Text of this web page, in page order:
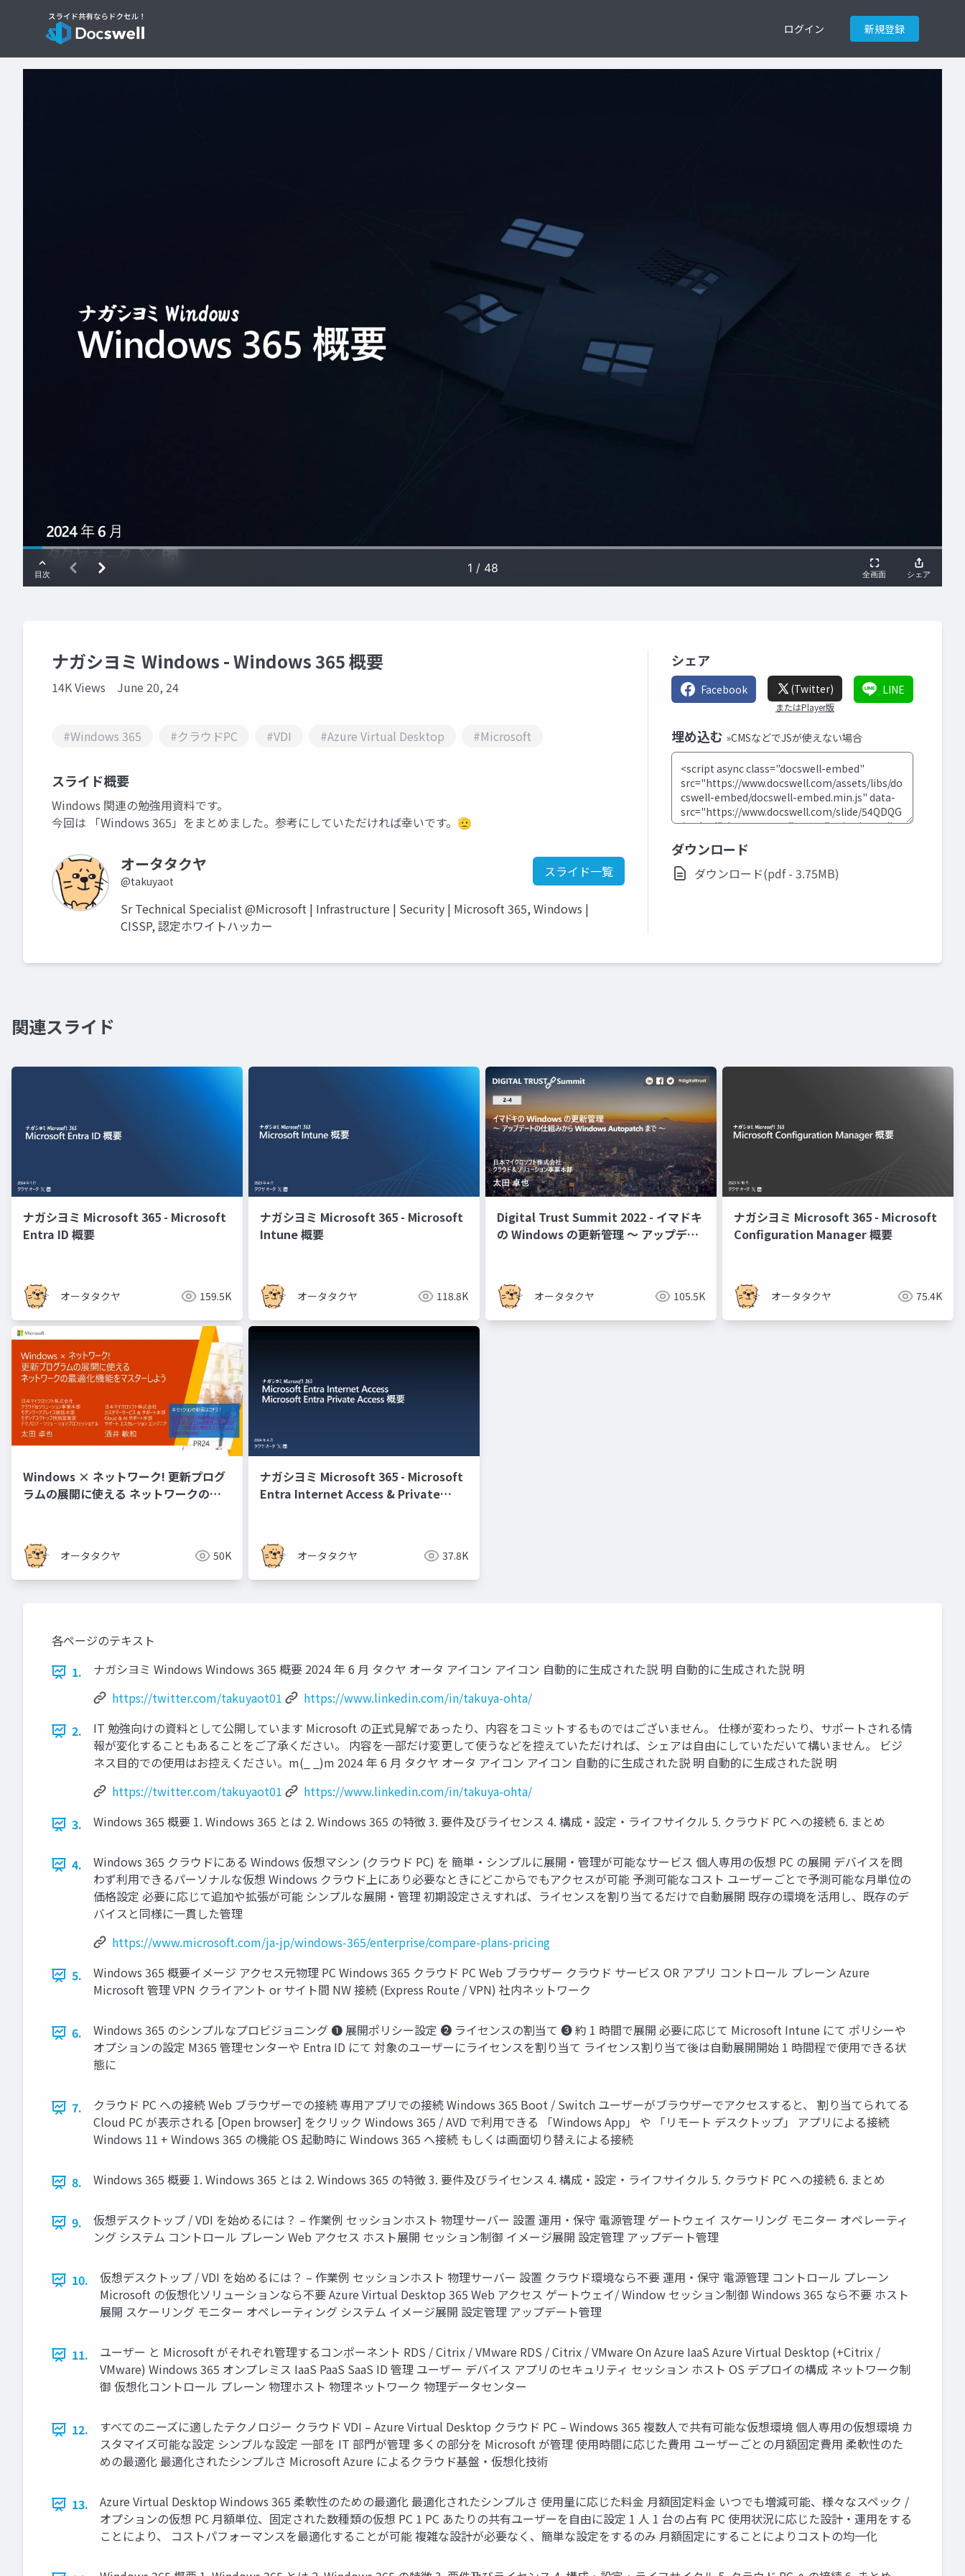
ログイン 新規登録
ナガシヨミ Windows - Windows 365 概要
14K Views June 20, 24
#Windows 365 #クラウドPC #VDI #Azure Virtual Desktop #Microsoft
スライド概要
Windows 関連の勉強用資料です。
今回は 「Windows 365」をまとめました。参考にしていただければ幸いです。🫡
オータタクヤ
@takuyaot
スライド一覧
Sr Technical Specialist @Microsoft | Infrastructure | Security | Microsoft 365, Windows |
CISSP, 認定ホワイトハッカー
シェア
Facebook (Twitter)
またはPlayer版
LINE
埋め込む »CMSなどでJSが使えない場合
ダウンロード
ダウンロード(pdf - 3.75MB)
関連スライド
ナガシヨミ Microsoft 365 - Microsoft
Entra ID 概要
オータタクヤ 159.5K
ナガシヨミ Microsoft 365 - Microsoft
Intune 概要
オータタクヤ 118.8K
Digital Trust Summit 2022 - イマドキ
の Windows の更新管理 ～ アップデー
オータタクヤ 105.5K
ナガシヨミ Microsoft 365 - Microsoft
Configuration Manager 概要
オータタクヤ 75.4K
Windows × ネットワーク! 更新プログ
ラムの展開に使える ネットワークの最
オータタクヤ 50K
ナガシヨミ Microsoft 365 - Microsoft
Entra Internet Access & Private
オータタクヤ 37.8K
各ページのテキスト
1.
ナガシヨミ Windows Windows 365 概要 2024 年 6 月 タクヤ オータ アイコン アイコン 自動的に生成された説 明 自動的に生成された説 明
https://twitter.com/takuyaot01
https://www.linkedin.com/in/takuya-ohta/
2.
IT 勉強向けの資料として公開しています Microsoft の正式見解であったり、内容をコミットするものではございません。 仕様が変わったり、サポートされる情
報が変化することもあることをご了承ください。 内容を一部だけ変更して使うなどを控えていただければ、シェアは自由にしていただいて構いません。 ビジ
ネス目的での使用はお控えください。m(_ _)m 2024 年 6 月 タクヤ オータ アイコン アイコン 自動的に生成された説 明 自動的に生成された説 明
https://twitter.com/takuyaot01
https://www.linkedin.com/in/takuya-ohta/
3.
Windows 365 概要 1. Windows 365 とは 2. Windows 365 の特徴 3. 要件及びライセンス 4. 構成・設定・ライフサイクル 5. クラウド PC への接続 6. まとめ
4.
Windows 365 クラウドにある Windows 仮想マシン (クラウド PC) を 簡単・シンプルに展開・管理が可能なサービス 個人専用の仮想 PC の展開 デバイスを問
わず利用できるパーソナルな仮想 Windows クラウド上にあり必要なときにどこからでもアクセスが可能 予測可能なコスト ユーザーごとで予測可能な月単位の
価格設定 必要に応じて追加や拡張が可能 シンプルな展開・管理 初期設定さえすれば、ライセンスを割り当てるだけで自動展開 既存の環境を活用し、既存のデ
バイスと同様に一貫した管理
https://www.microsoft.com/ja-jp/windows-365/enterprise/compare-plans-pricing
5.
Windows 365 概要イメージ アクセス元物理 PC Windows 365 クラウド PC Web ブラウザー クラウド サービス OR アプリ コントロール プレーン Azure
Microsoft 管理 VPN クライアント or サイト間 NW 接続 (Express Route / VPN) 社内ネットワーク
6.
Windows 365 のシンプルなプロビジョニング ❶ 展開ポリシー設定 ➋ ライセンスの割当て ➌ 約 1 時間で展開 必要に応じて Microsoft Intune にて ポリシーや
オプションの設定 M365 管理センターや Entra ID にて 対象のユーザーにライセンスを割り当て ライセンス割り当て後は自動展開開始 1 時間程で使用できる状
態に
7.
クラウド PC への接続 Web ブラウザーでの接続 専用アプリでの接続 Windows 365 Boot / Switch ユーザーがブラウザーでアクセスすると、 割り当てられてる
Cloud PC が表示される [Open browser] をクリック Windows 365 / AVD で利用できる 「Windows App」 や 「リモート デスクトップ」 アプリによる接続
Windows 11 + Windows 365 の機能 OS 起動時に Windows 365 へ接続 もしくは画面切り替えによる接続
8. Windows 365 概要 1. Windows 365 とは 2. Windows 365 の特徴 3. 要件及びライセンス 4. 構成・設定・ライフサイクル 5. クラウド PC への接続 6. まとめ
9.
仮想デスクトップ / VDI を始めるには？ – 作業例 セッションホスト 物理サーバー 設置 運用・保守 電源管理 ゲートウェイ スケーリング モニター オペレーティ
ング システム コントロール プレーン Web アクセス ホスト展開 セッション制御 イメージ展開 設定管理 アップデート管理
10.
仮想デスクトップ / VDI を始めるには？ – 作業例 セッションホスト 物理サーバー 設置 クラウド環境なら不要 運用・保守 電源管理 コントロール プレーン
Microsoft の仮想化ソリューションなら不要 Azure Virtual Desktop 365 Web アクセス ゲートウェイ/ Window セッション制御 Windows 365 なら不要 ホスト
展開 スケーリング モニター オペレーティング システム イメージ展開 設定管理 アップデート管理
11.
ユーザー と Microsoft がそれぞれ管理するコンポーネント RDS / Citrix / VMware RDS / Citrix / VMware On Azure IaaS Azure Virtual Desktop (+Citrix /
VMware) Windows 365 オンプレミス IaaS PaaS SaaS ID 管理 ユーザー デバイス アプリのセキュリティ セッション ホスト OS デプロイの構成 ネットワーク制
御 仮想化コントロール プレーン 物理ホスト 物理ネットワーク 物理データセンター
12.
すべてのニーズに適したテクノロジー クラウド VDI – Azure Virtual Desktop クラウド PC – Windows 365 複数人で共有可能な仮想環境 個人専用の仮想環境 カ
スタマイズ可能な設定 シンプルな設定 一部を IT 部門が管理 多くの部分を Microsoft が管理 使用時間に応じた費用 ユーザーごとの月額固定費用 柔軟性のた
めの最適化 最適化されたシンプルさ Microsoft Azure によるクラウド基盤・仮想化技術
13.
Azure Virtual Desktop Windows 365 柔軟性のための最適化 最適化されたシンプルさ 使用量に応じた料金 月額固定料金 いつでも増減可能、様々なスペック /
オプションの仮想 PC 月額単位、固定された数種類の仮想 PC 1 PC あたりの共有ユーザーを自由に設定 1 人 1 台の占有 PC 使用状況に応じた設計・運用をする
ことにより、 コストパフォーマンスを最適化することが可能 複雑な設計が必要なく、簡単な設定をするのみ 月額固定にすることによりコストの均一化